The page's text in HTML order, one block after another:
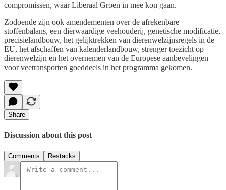
compromissen, waar Liberaal Groen in mee kon gaan.
Zodoende zijn ook amendementen over de afrekenbare
stoffenbalans, een dierwaardige veehouderij, genetische modificatie,
precisielandbouw, het gelijktrekken van dierenwelzijnsregels in de
EU, het afschaffen van kalenderlandbouw, strenger toezicht op
dierenwelzijn en het overnemen van de Europese aanbevelingen
voor veetransporten goeddeels in het programma gekomen.
Share
Discussion about this post
Comments Restacks